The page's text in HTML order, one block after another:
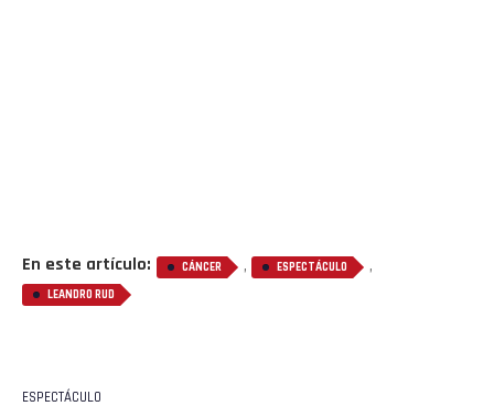
En este artículo: CÁNCER , ESPECTÁCULO ,
LEANDRO RUD
ESPECTÁCULO